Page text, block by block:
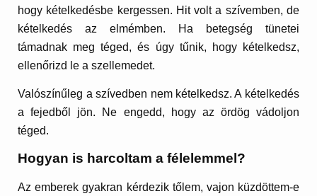
hogy kételkedésbe kergessen. Hit volt a szívemben, de
kételkedés az elmémben. Ha betegség tünetei
támadnak meg téged, és úgy tűnik, hogy kételkedsz,
ellenőrizd le a szellemedet.
Valószínűleg a szívedben nem kételkedsz. A kételkedés
a fejedből jön. Ne engedd, hogy az ördög vádoljon
téged.
Hogyan is harcoltam a félelemmel?
Az emberek gyakran kérdezik tőlem, vajon küzdöttem-e